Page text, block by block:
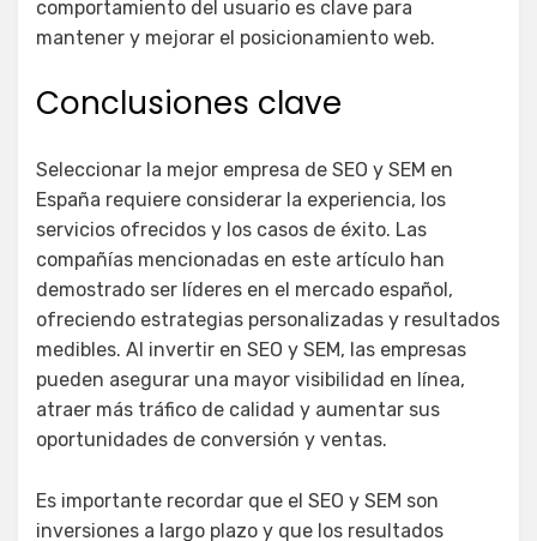
comportamiento del usuario es clave para
mantener y mejorar el posicionamiento web.
Conclusiones clave
Seleccionar la mejor empresa de SEO y SEM en
España requiere considerar la experiencia, los
servicios ofrecidos y los casos de éxito. Las
compañías mencionadas en este artículo han
demostrado ser líderes en el mercado español,
ofreciendo estrategias personalizadas y resultados
medibles. Al invertir en SEO y SEM, las empresas
pueden asegurar una mayor visibilidad en línea,
atraer más tráfico de calidad y aumentar sus
oportunidades de conversión y ventas.
Es importante recordar que el SEO y SEM son
inversiones a largo plazo y que los resultados